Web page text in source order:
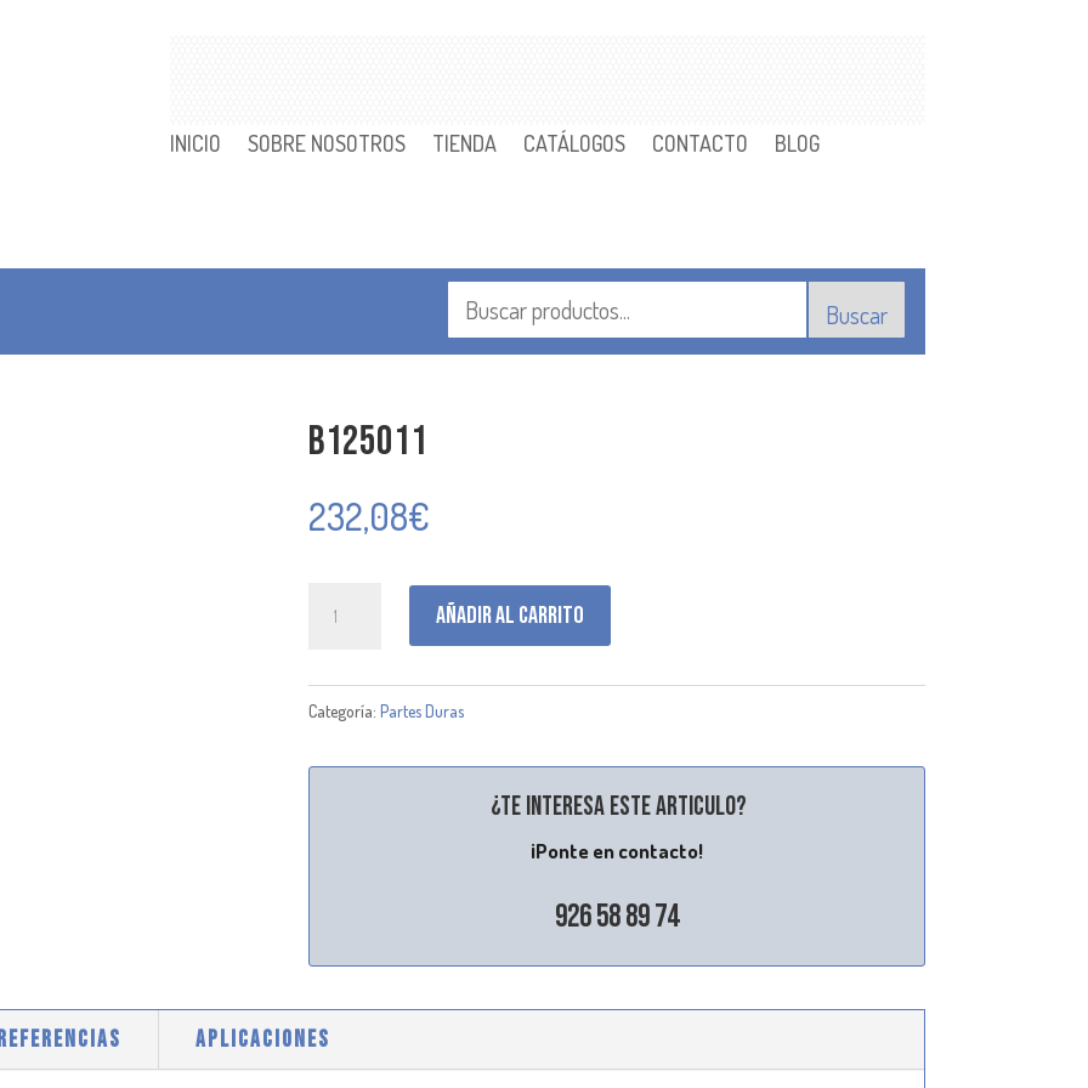
INICIO SOBRE NOSOTROS TIENDA CATÁLOGOS CONTACTO BLOG
Buscar
B125011
232,08€
Añadir al carrito
Categoría: Partes Duras
¿Te interesa este articulo?
¡Ponte en contacto!
926 58 89 74
APLICACIONES